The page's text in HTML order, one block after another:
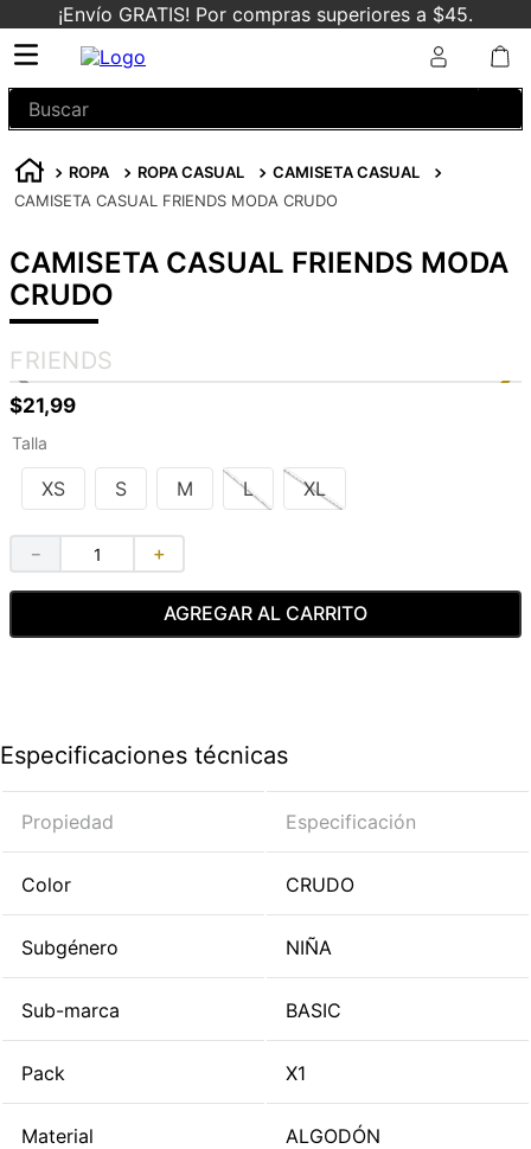
¡Envío GRATIS! Por compras superiores a $45.
Buscar
ROPA ROPA CASUAL
CAMISETA CASUAL
CAMISETA CASUAL FRIENDS MODA CRUDO
CAMISETA CASUAL FRIENDS MODA
CRUDO
FRIENDS
$21,99
Talla
XS S M L XL
＋
－
AGREGAR AL CARRITO
Especificaciones técnicas
Propiedad Especificación
Color CRUDO
Subgénero NIÑA
Sub-marca BASIC
Pack X1
Material ALGODÓN